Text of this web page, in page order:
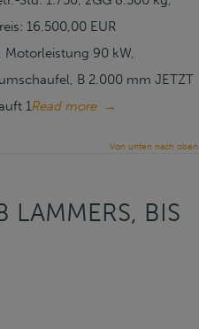
16.500,00 EUR
Motorleistung 90 kW,
B 2.000 mm JETZT
1Read more →
Von unten nach oben
LAMMERS, BIS